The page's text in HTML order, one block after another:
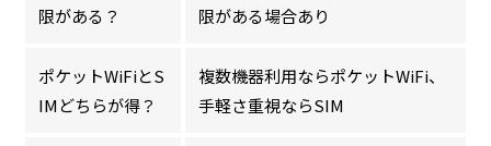
限がある？
限がある場合あり
ポケットWiFiとS
IMどちらが得？
複数機器利用ならポケットWiFi、
手軽さ重視ならSIM